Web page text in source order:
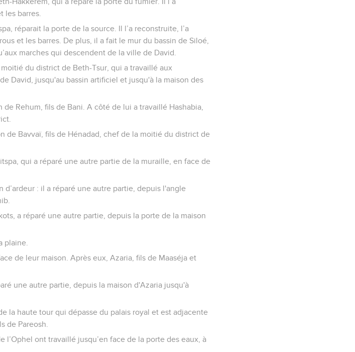
les barres.
réparait la porte de la source. Il l’a reconstruite, l’a
et les barres. De plus, il a fait le mur du bassin de Siloé,
marches qui descendent de la ville de David.
du district de Beth-Tsur, qui a travaillé aux
David, jusqu'au bassin artificiel et jusqu'à la maison des
Rehum, fils de Bani. A côté de lui a travaillé Hashabia,
de Bavvaï, fils de Hénadad, chef de la moitié du district de
qui a réparé une autre partie de la muraille, en face de
d’ardeur : il a réparé une autre partie, depuis l'angle
a réparé une autre partie, depuis la porte de la maison
plaine.
de leur maison. Après eux, Azaria, fils de Maaséja et
une autre partie, depuis la maison d'Azaria jusqu'à
la haute tour qui dépasse du palais royal et est adjacente
de Pareosh.
ont travaillé jusqu’en face de la porte des eaux, à